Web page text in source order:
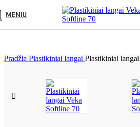
MENIU
Pradžia Plastikiniai langai Plastikiniai